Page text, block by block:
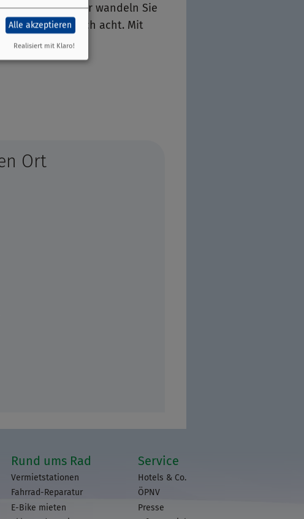
auf dem Pflaster wandeln Sie
beginnt nach acht. Mit
Ort
Rund ums Rad
Vermietstationen
Fahrrad-Reparatur
E-Bike mieten
Service
Hotels & Co.
ÖPNV
Presse
Alle akzeptieren
Realisiert mit Klaro!